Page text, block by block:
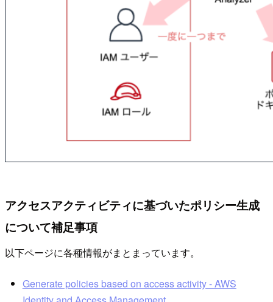
アクセスアクティビティに基づいたポリシー生成
について補足事項
以下ページに各種情報がまとまっています。
Generate policies based on access activity - AWS